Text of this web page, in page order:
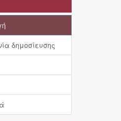
δημοσίευσης